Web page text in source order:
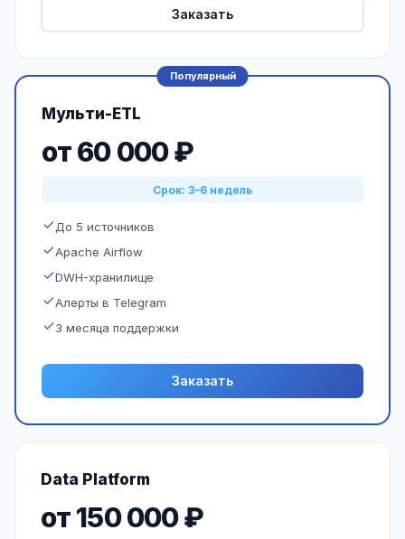
Заказать
Популярный
Мульти-ETL
от 60 000 ₽
Срок: 3–6 недель
До 5 источников
Apache Airflow
DWH-хранилище
Алерты в Telegram
3 месяца поддержки
Заказать
Data Platform
от 150 000 ₽